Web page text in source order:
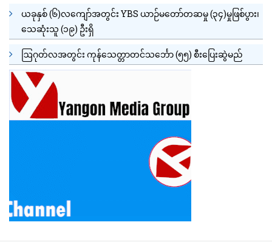
ယခုနှစ် (၆)လကျော်အတွင်း YBS ယာဉ်မတော်တဆမှု (၃၄)မှုဖြစ်ပွား၊
သေဆုံးသူ (၁၉) ဦးရှိ
ဩဂုတ်လအတွင်း ကုန်သေတ္တာတင်သင်္ဘော (၅၅) စီးပြေးဆွဲမည်